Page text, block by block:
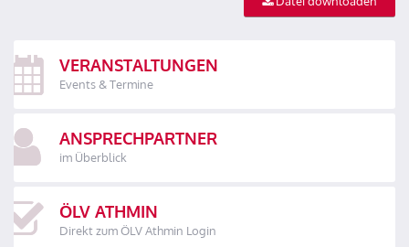
VERANSTALTUNGEN
Events & Termine
ANSPRECHPARTNER
im Überblick
ÖLV ATHMIN
Direkt zum ÖLV Athmin Login